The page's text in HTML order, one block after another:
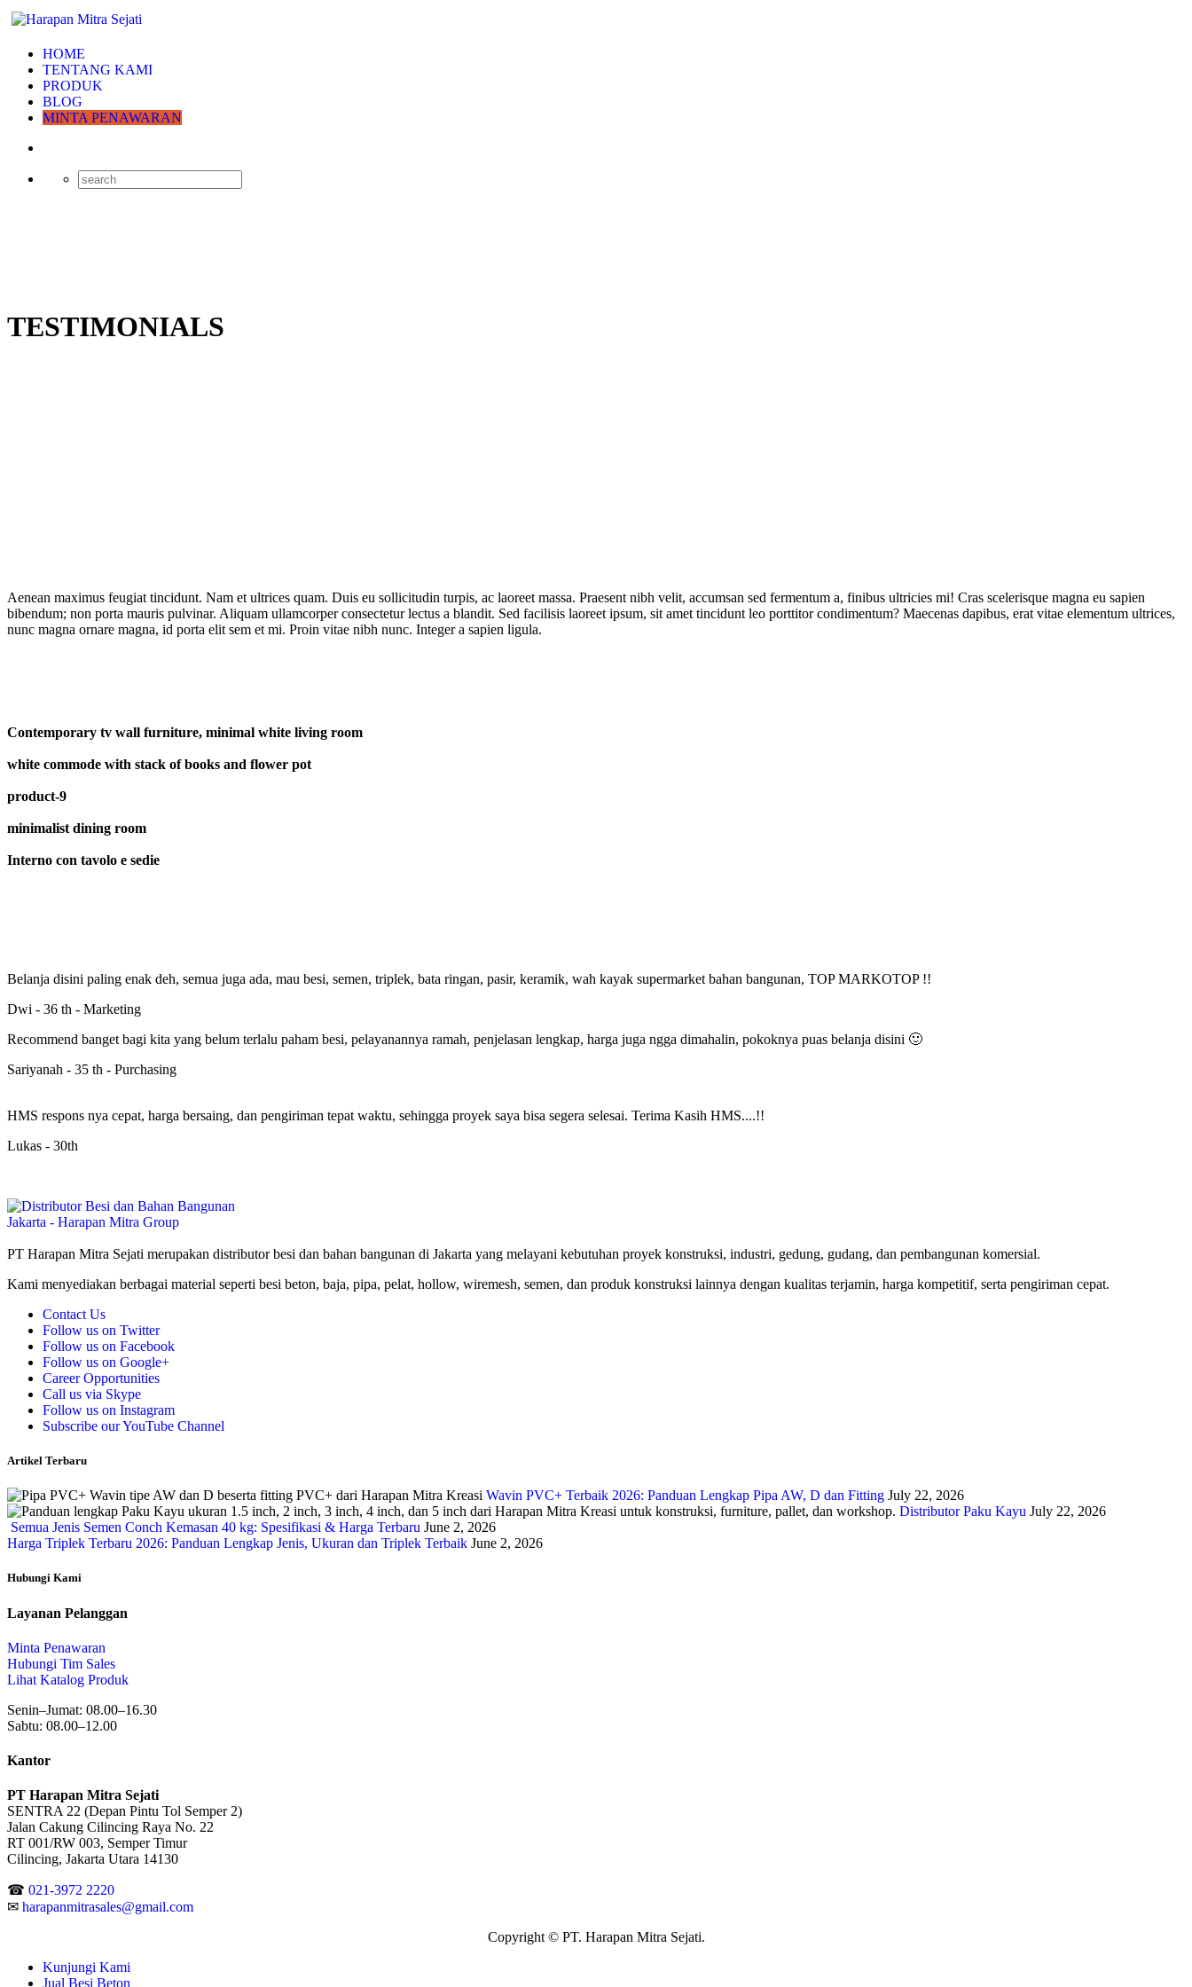
HOME
TENTANG KAMI
PRODUK
BLOG
MINTA PENAWARAN
TESTIMONIALS
Aenean maximus feugiat tincidunt. Nam et ultrices quam. Duis eu sollicitudin turpis, ac laoreet massa. Praesent nibh velit, accumsan sed fermentum a, finibus ultricies mi! Cras scelerisque magna eu sapien
bibendum; non porta mauris pulvinar. Aliquam ullamcorper consectetur lectus a blandit. Sed facilisis laoreet ipsum, sit amet tincidunt leo porttitor condimentum? Maecenas dapibus, erat vitae elementum ultrices,
nunc magna ornare magna, id porta elit sem et mi. Proin vitae nibh nunc. Integer a sapien ligula.
Contemporary tv wall furniture, minimal white living room
white commode with stack of books and flower pot
product-9
minimalist dining room
Interno con tavolo e sedie
Belanja disini paling enak deh, semua juga ada, mau besi, semen, triplek, bata ringan, pasir, keramik, wah kayak supermarket bahan bangunan, TOP MARKOTOP !!
Dwi - 36 th - Marketing
Recommend banget bagi kita yang belum terlalu paham besi, pelayanannya ramah, penjelasan lengkap, harga juga ngga dimahalin, pokoknya puas belanja disini 🙂
Sariyanah - 35 th - Purchasing
HMS respons nya cepat, harga bersaing, dan pengiriman tepat waktu, sehingga proyek saya bisa segera selesai. Terima Kasih HMS....!!
Lukas - 30th
PT Harapan Mitra Sejati merupakan distributor besi dan bahan bangunan di Jakarta yang melayani kebutuhan proyek konstruksi, industri, gedung, gudang, dan pembangunan komersial.
Kami menyediakan berbagai material seperti besi beton, baja, pipa, pelat, hollow, wiremesh, semen, dan produk konstruksi lainnya dengan kualitas terjamin, harga kompetitif, serta pengiriman cepat.
Contact Us
Follow us on Twitter
Follow us on Facebook
Follow us on Google+
Career Opportunities
Call us via Skype
Follow us on Instagram
Subscribe our YouTube Channel
Artikel Terbaru
Wavin PVC+ Terbaik 2026: Panduan Lengkap Pipa AW, D dan Fitting July 22, 2026
Distributor Paku Kayu July 22, 2026
Semua Jenis Semen Conch Kemasan 40 kg: Spesifikasi & Harga Terbaru June 2, 2026
Harga Triplek Terbaru 2026: Panduan Lengkap Jenis, Ukuran dan Triplek Terbaik June 2, 2026
Hubungi Kami
Layanan Pelanggan
Minta Penawaran
Hubungi Tim Sales
Lihat Katalog Produk
Senin–Jumat: 08.00–16.30
Sabtu: 08.00–12.00
Kantor
PT Harapan Mitra Sejati
SENTRA 22 (Depan Pintu Tol Semper 2)
Jalan Cakung Cilincing Raya No. 22
RT 001/RW 003, Semper Timur
Cilincing, Jakarta Utara 14130
☎ 021-3972 2220
✉ harapanmitrasales@gmail.com
Copyright © PT. Harapan Mitra Sejati.
Kunjungi Kami
Jual Besi Beton